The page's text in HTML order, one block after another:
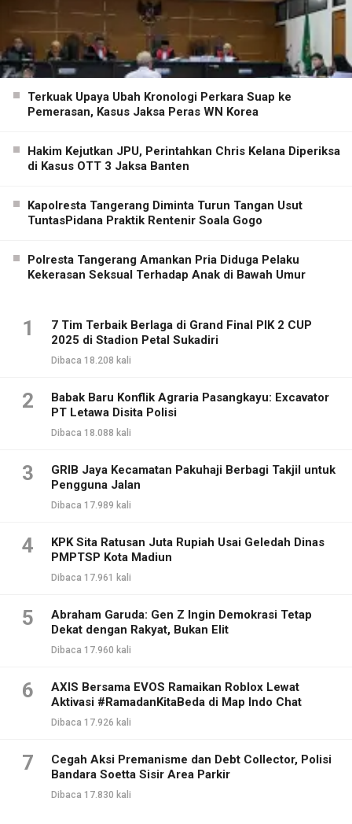
Terkuak Upaya Ubah Kronologi Perkara Suap ke
Pemerasan, Kasus Jaksa Peras WN Korea
Hakim Kejutkan JPU, Perintahkan Chris Kelana Diperiksa
di Kasus OTT 3 Jaksa Banten
Kapolresta Tangerang Diminta Turun Tangan Usut
TuntasPidana Praktik Rentenir Soala Gogo
Polresta Tangerang Amankan Pria Diduga Pelaku
Kekerasan Seksual Terhadap Anak di Bawah Umur
1
7 Tim Terbaik Berlaga di Grand Final PIK 2 CUP
2025 di Stadion Petal Sukadiri
Dibaca 18.208 kali
2
Babak Baru Konflik Agraria Pasangkayu: Excavator
PT Letawa Disita Polisi
Dibaca 18.088 kali
3
GRIB Jaya Kecamatan Pakuhaji Berbagi Takjil untuk
Pengguna Jalan
Dibaca 17.989 kali
4
KPK Sita Ratusan Juta Rupiah Usai Geledah Dinas
PMPTSP Kota Madiun
Dibaca 17.961 kali
5
Abraham Garuda: Gen Z Ingin Demokrasi Tetap
Dekat dengan Rakyat, Bukan Elit
Dibaca 17.960 kali
6
AXIS Bersama EVOS Ramaikan Roblox Lewat
Aktivasi #RamadanKitaBeda di Map Indo Chat
Dibaca 17.926 kali
7
Cegah Aksi Premanisme dan Debt Collector, Polisi
Bandara Soetta Sisir Area Parkir
Dibaca 17.830 kali